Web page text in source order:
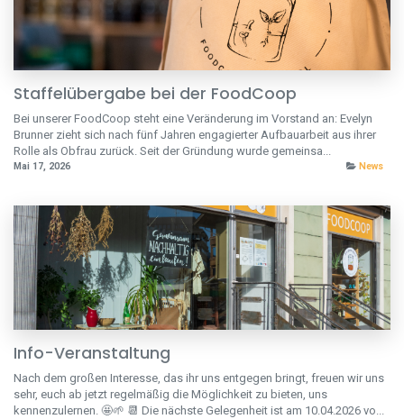
Staffelübergabe bei der FoodCoop
Bei unserer FoodCoop steht eine Veränderung im Vorstand an: Evelyn
Brunner zieht sich nach fünf Jahren engagierter Aufbauarbeit aus ihrer
Rolle als Obfrau zurück. Seit der Gründung wurde gemeinsa...
Mai 17, 2026 News
Info-Veranstaltung
Nach dem großen Interesse, das ihr uns entgegen bringt, freuen wir uns
sehr, euch ab jetzt regelmäßig die Möglichkeit zu bieten, uns
kennenzulernen. 🤩🌱 📆 Die nächste Gelegenheit ist am 10.04.2026 vo...